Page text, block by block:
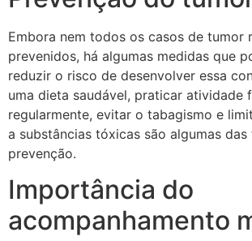
Embora nem todos os casos de tumor
prevenidos, há algumas medidas que
reduzir o risco de desenvolver essa
uma dieta saudável, praticar atividade
regularmente, evitar o tabagismo e
a substâncias tóxicas são algumas
prevenção.
Importância do
acompanhamento